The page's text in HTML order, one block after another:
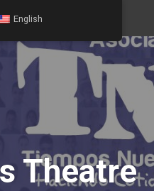
Theatre
English